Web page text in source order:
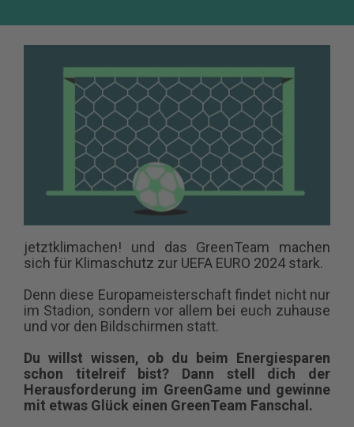
jetztklimachen! und das GreenTeam machen
sich für Klimaschutz zur UEFA EURO 2024 stark.
Denn diese Europameisterschaft findet nicht nur
im Stadion, sondern vor allem bei euch zuhause
und vor den Bildschirmen statt.
Du willst wissen, ob du beim Energiesparen
schon titelreif bist? Dann stell dich der
Herausforderung im GreenGame und gewinne
mit etwas Glück einen GreenTeam Fanschal.